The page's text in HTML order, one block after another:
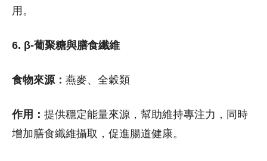
用。
6. β-葡聚糖與膳食纖維
食物來源： 燕麥、全穀類
作用： 提供穩定能量來源，幫助維持專注力，同時
增加膳食纖維攝取，促進腸道健康。